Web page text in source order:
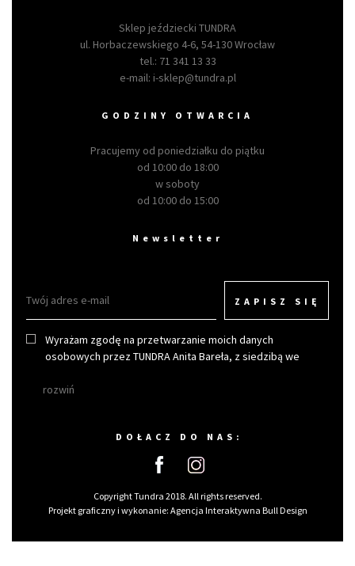
Sklep jeździecki TUNDRA
ul. Horbaczewskiego 4-6, 54-130 Wrocław
tel.: 71 341 13 33
e-mail: i-sklep@tundra.pl
GODZINY OTWARCIA
Pracujemy od poniedziałku do piątku
od 10:00 do 18:00
w soboty
od 10:00 do 15:00
Newsletter
ZAPISZ SIĘ
Wyrażam zgodę na przetwarzanie moich danych
osobowych przez TUNDRA Anita Bareła, z siedzibą we
rozwiń
DOŁACZ DO NAS:
Copyright Tundra 2018. All rights reserved.
Projekt graficzny i wykonanie: Agencja Interaktywna Bull Design